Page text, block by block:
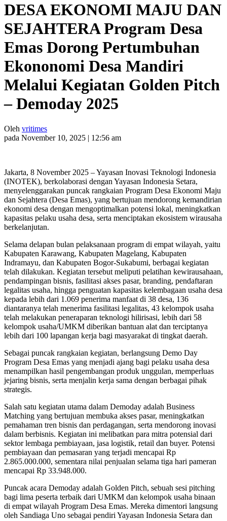
DESA EKONOMI MAJU DAN
SEJAHTERA Program Desa
Emas Dorong Pertumbuhan
Ekononomi Desa Mandiri
Melalui Kegiatan Golden Pitch
– Demoday 2025
Oleh vritimes
pada November 10, 2025 | 12:56 am
Jakarta, 8 November 2025 – Yayasan Inovasi Teknologi Indonesia
(INOTEK), berkolaborasi dengan Yayasan Indonesia Setara,
menyelenggarakan puncak rangkaian Program Desa Ekonomi Maju
dan Sejahtera (Desa Emas), yang bertujuan mendorong kemandirian
ekonomi desa dengan mengoptimalkan potensi lokal, meningkatkan
kapasitas pelaku usaha desa, serta menciptakan ekosistem wirausaha
berkelanjutan.
Selama delapan bulan pelaksanaan program di empat wilayah, yaitu
Kabupaten Karawang, Kabupaten Magelang, Kabupaten
Indramayu, dan Kabupaten Bogor-Sukabumi, berbagai kegiatan
telah dilakukan. Kegiatan tersebut meliputi pelatihan kewirausahaan,
pendampingan bisnis, fasilitasi akses pasar, branding, pendaftaran
legalitas usaha, hingga penguatan kapasitas kelembagaan usaha desa
kepada lebih dari 1.069 penerima manfaat di 38 desa, 136
diantaranya telah menerima fasilitasi legalitas, 43 kelompok usaha
telah melakukan peneraparan teknologi hilirisasi, lebih dari 58
kelompok usaha/UMKM diberikan bantuan alat dan terciptanya
lebih dari 100 lapangan kerja bagi masyarakat di tingkat daerah.
Sebagai puncak rangkaian kegiatan, berlangsung Demo Day
Program Desa Emas yang menjadi ajang bagi pelaku usaha desa
menampilkan hasil pengembangan produk unggulan, memperluas
jejaring bisnis, serta menjalin kerja sama dengan berbagai pihak
strategis.
Salah satu kegiatan utama dalam Demoday adalah Business
Matching yang bertujuan membuka akses pasar, meningkatkan
pemahaman tren bisnis dan perdagangan, serta mendorong inovasi
dalam berbisnis. Kegiatan ini melibatkan para mitra potensial dari
sektor lembaga pembiayaan, jasa logistik, retail dan buyer. Potensi
pembiayaan dan pemasaran yang terjadi mencapai Rp
2.865.000.000, sementara nilai penjualan selama tiga hari pameran
mencapai Rp 33.948.000.
Puncak acara Demoday adalah Golden Pitch, sebuah sesi pitching
bagi lima peserta terbaik dari UMKM dan kelompok usaha binaan
di empat wilayah Program Desa Emas. Mereka dimentori langsung
oleh Sandiaga Uno sebagai pendiri Yayasan Indonesia Setara dan